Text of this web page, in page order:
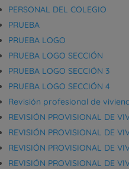
PERSONAL DEL COLEGIO
PRUEBA
PRUEBA LOGO
PRUEBA LOGO SECCIÓN
PRUEBA LOGO SECCIÓN 3
PRUEBA LOGO SECCIÓN 4
Revisión profesional de
REVISIÓN PROVISIONAL DE
REVISIÓN PROVISIONAL DE
REVISIÓN PROVISIONAL DE
REVISIÓN PROVISIONAL DE